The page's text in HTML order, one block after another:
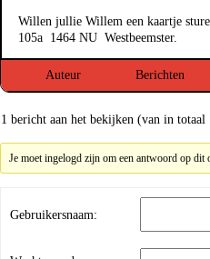
Willen jullie Willem een kaartje
105a 1464 NU Westbeemster.
Auteur Berichten
1 bericht aan het bekijken (van in totaal
Je moet ingelogd zijn om een antwoord op dit
Gebruikersnaam: